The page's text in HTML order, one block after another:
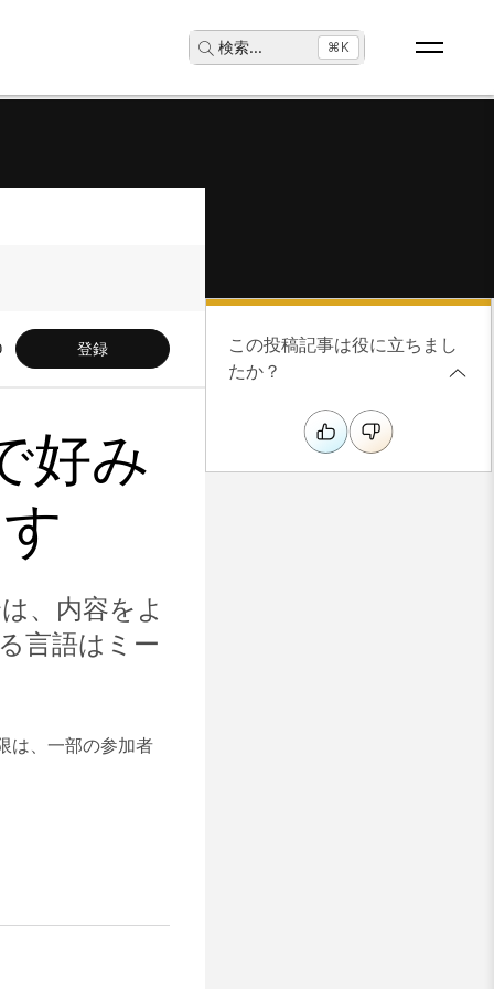
検索... ⌘K
登録
好み
、内容をよ
言語はミー
は、一部の参加者
この投稿記事は役に立ちまし
たか？